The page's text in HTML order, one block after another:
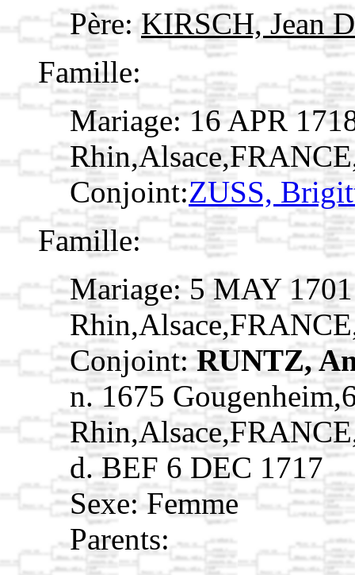
Père:KIRSCH, Jean
Famille:
Mariage: 16 APR
Conjoint:ZUSS,
Famille:
Mariage: 5 MAY
Conjoint: RUNTZ,
n. 1675
d. BEF 6 DEC 1717
Sexe: Femme
Parents: